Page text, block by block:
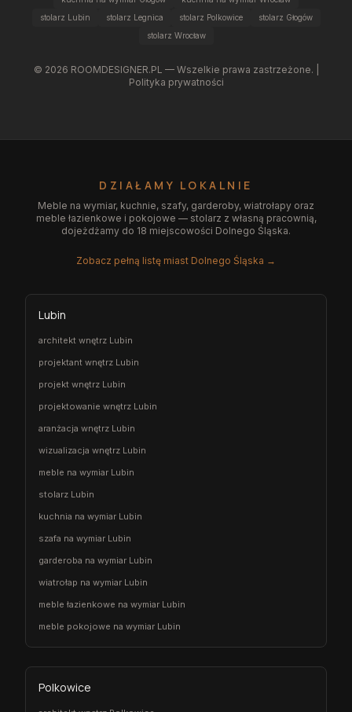
stolarz Lubin
stolarz Legnica stolarz Polkowice
stolarz Głogów
stolarz Wrocław
© 2026 ROOMDESIGNER.PL — Wszelkie prawa zastrzeżone. |
Polityka prywatności
DZIAŁAMY LOKALNIE
Meble na wymiar, kuchnie, szafy, garderoby, wiatrołapy oraz
meble łazienkowe i pokojowe — stolarz z własną pracownią,
dojeżdżamy do 18 miejscowości Dolnego Śląska.
Zobacz pełną listę miast Dolnego Śląska →
Lubin
architekt wnętrz Lubin
projektant wnętrz Lubin
projekt wnętrz Lubin
projektowanie wnętrz Lubin
aranżacja wnętrz Lubin
wizualizacja wnętrz Lubin
meble na wymiar Lubin
stolarz Lubin
kuchnia na wymiar Lubin
szafa na wymiar Lubin
garderoba na wymiar Lubin
wiatrołap na wymiar Lubin
meble łazienkowe na wymiar Lubin
meble pokojowe na wymiar Lubin
Polkowice